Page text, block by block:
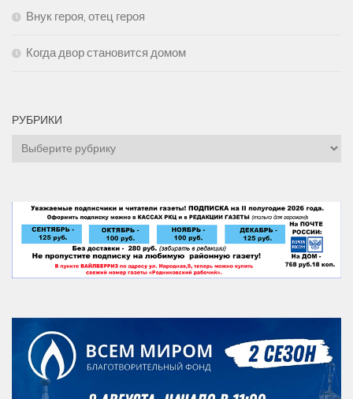
Внук героя, отец героя
Когда двор становится домом
РУБРИКИ
Рубрики